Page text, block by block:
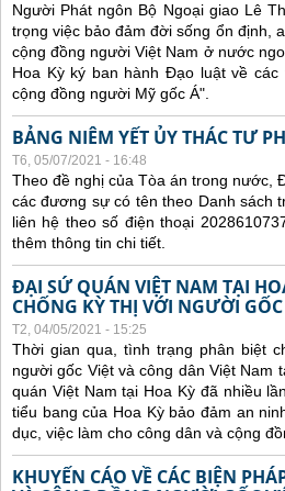
Người Phát ngôn Bộ Ngoại giao Lê
trọng việc bảo đảm đời sống ổn định,
cộng đồng người Việt Nam ở nước
Hoa Kỳ ký ban hành Đạo luật về
cộng đồng người Mỹ gốc Á".
BẢNG NIÊM YẾT ỦY THÁC TƯ
T6, 05/07/2021 - 16:48
Theo đề nghị của Tòa án trong nước,
các đương sự có tên theo Danh sách
liên hệ theo số điện thoại
thêm thông tin chi tiết.
ĐẠI SỨ QUÁN VIỆT NAM TẠI
CHỐNG KỲ THỊ VỚI NGƯỜI
T2, 04/05/2021 - 15:25
Thời gian qua, tình trạng phân biệt
người gốc Việt và công dân Việt Nam
quán Việt Nam tại Hoa Kỳ đã nhiều
tiểu bang của Hoa Kỳ bảo đảm an
dục, việc làm cho công dân và cộng
KHUYẾN CÁO VỀ CÁC BIỆN